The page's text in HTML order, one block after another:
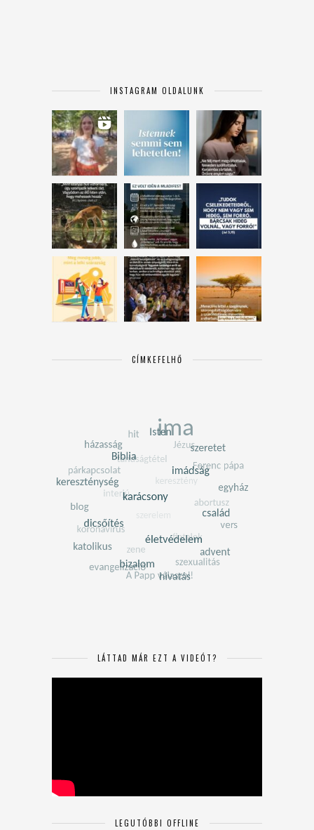
INSTAGRAM OLDALUNK
CÍMKEFELHŐ
LÁTTAD MÁR EZT A VIDEÓT?
LEGUTÓBBI OFFLINE